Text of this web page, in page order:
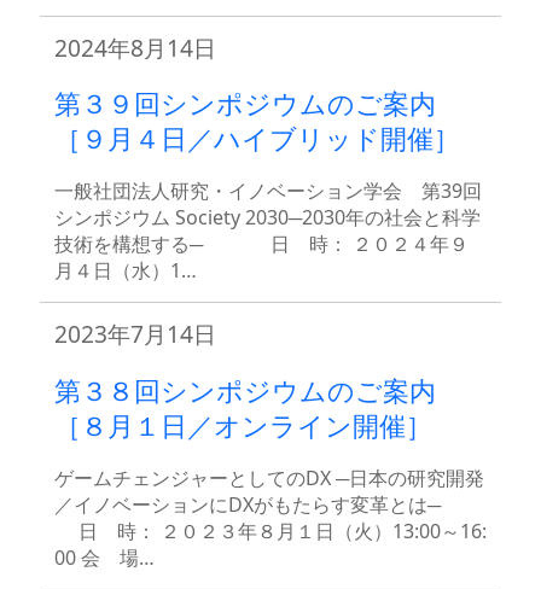
2024年8月14日
第３９回シンポジウムのご案内
［９月４日／ハイブリッド開催］
一般社団法人研究・イノベーション学会 第39回
シンポジウム Society 2030─2030年の社会と科学
技術を構想する─ 日 時： ２０２４年９
月４日（水）1…
2023年7月14日
第３８回シンポジウムのご案内
［８月１日／オンライン開催］
ゲームチェンジャーとしてのDX ─日本の研究開発
／イノベーションにDXがもたらす変革とは─
日 時： ２０２３年８月１日（火）13:00～16:
00 会 場…